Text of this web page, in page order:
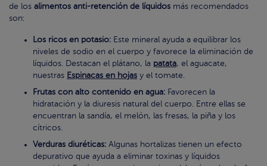
de los alimentos anti-retención de líquidos más recomendados
son:
Los ricos en potasio: Este mineral ayuda a equilibrar los
niveles de sodio en el cuerpo y favorece la eliminación de
líquidos. Destacan el plátano, la patata, el aguacate,
nuestras Espinacas en hojas y el tomate.
Frutas con alto contenido en agua: Favorecen la
hidratación y la diuresis natural del cuerpo. Entre ellas se
encuentran la sandía, el melón, las fresas, la piña y los
cítricos.
Verduras diuréticas: Algunas hortalizas tienen un efecto
depurativo que ayuda a eliminar toxinas y líquidos